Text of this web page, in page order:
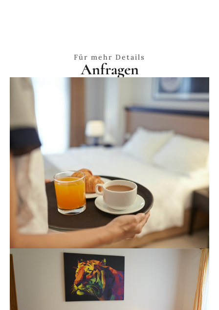
Für mehr Details
Anfragen